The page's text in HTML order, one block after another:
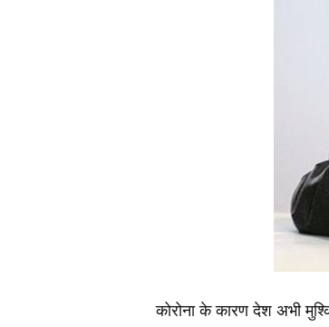
कोरोना के कारण देश अभी